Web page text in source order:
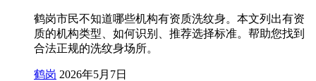
鹤岗市民不知道哪些机构有资质洗纹身。本文列出有资
质的机构类型、如何识别、推荐选择标准。帮助您找到
合法正规的洗纹身场所。
鹤岗 2026年5月7日